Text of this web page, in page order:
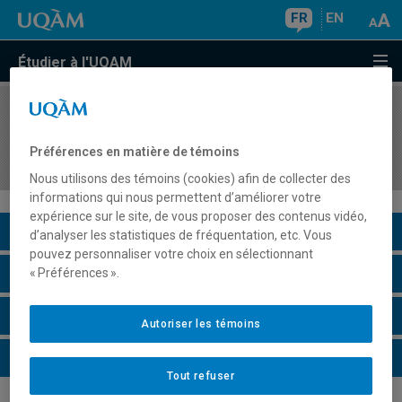
FR EN
Étudier à l'UQAM
COURS//
parallèles
Description du cours
Horaire - Été 2026
Horaire - Automne 2026
Horaire - Hiver 2027
Préférences en matière de témoins
Nous utilisons des témoins (cookies) afin de collecter des
informations qui nous permettent d’améliorer votre
expérience sur le site, de vous proposer des contenus vidéo,
d’analyser les statistiques de fréquentation, etc. Vous
pouvez personnaliser votre choix en sélectionnant
« Préférences ».
Tout refuser
Autoriser les témoins